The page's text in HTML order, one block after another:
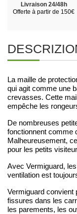
Livraison 24/48h
Offerte à partir de 150€
La maille de
qui agit comme une
crevasses. Cette
empêche les
De nombreuses
fonctionnent comme
Malheureusement,
pour les petits
Avec Vermiguard,
ventilation est
Vermiguard convient
fissures dans les
les parements, les